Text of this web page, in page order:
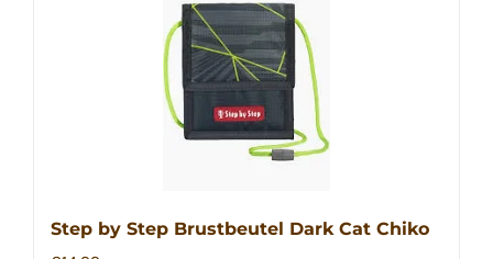
Step by Step Brustbeutel Dark Cat Chiko